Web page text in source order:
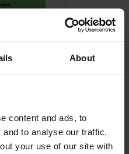
About
content and ads, to
to analyse our traffic.
your use of our site with